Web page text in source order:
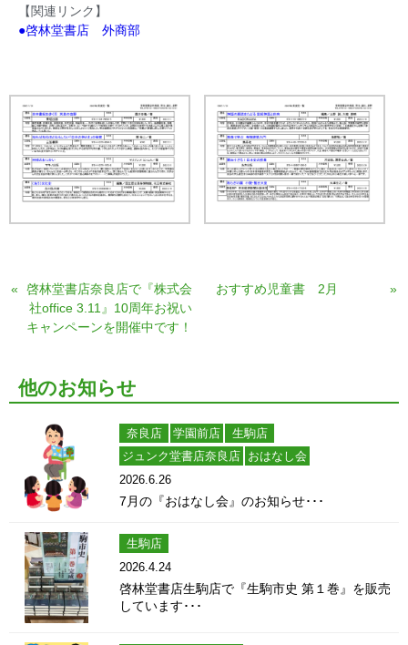
【関連リンク】
●啓林堂書店 外商部
«
啓林堂書店奈良店で『株式会
社office 3.11』10周年お祝い
キャンペーンを開催中です！
おすすめ児童書 2月 »
他のお知らせ
奈良店 学園前店
生駒店
ジュンク堂書店奈良店 おはなし会
2026.6.26
7月の『おはなし会』のお知らせ･･･
生駒店
2026.4.24
啓林堂書店生駒店で『生駒市史 第１巻』を販売
しています･･･